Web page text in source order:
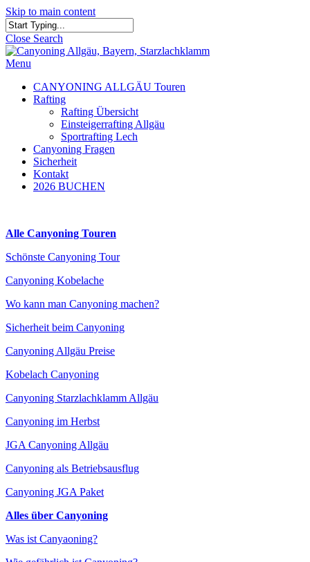
Skip to main content
Close Search
Menu
CANYONING ALLGÄU Touren
Rafting
Rafting Übersicht
Einsteigerrafting Allgäu
Sportrafting Lech
Canyoning Fragen
Sicherheit
Kontakt
2026 BUCHEN
Alle Canyoning Touren
Schönste Canyoning Tour
Canyoning Kobelache
Wo kann man Canyoning machen?
Sicherheit beim Canyoning
Canyoning Allgäu Preise
Kobelach Canyoning
Canyoning Starzlachklamm Allgäu
Canyoning im Herbst
JGA Canyoning Allgäu
Canyoning als Betriebsausflug
Canyoning JGA Paket
Alles über Canyoning
Was ist Canyaoning?